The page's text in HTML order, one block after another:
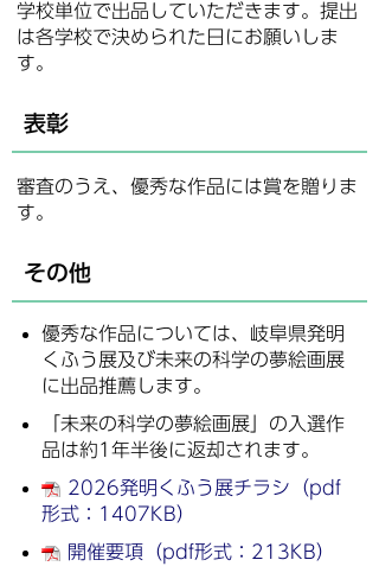
学校単位で出品していただきます。提出
は各学校で決められた日にお願いしま
す。
表彰
審査のうえ、優秀な作品には賞を贈りま
す。
その他
優秀な作品については、岐阜県発明
くふう展及び未来の科学の夢絵画展
に出品推薦します。
「未来の科学の夢絵画展」の入選作
品は約1年半後に返却されます。
2026発明くふう展チラシ（pdf
形式：1407KB）
開催要項（pdf形式：213KB）